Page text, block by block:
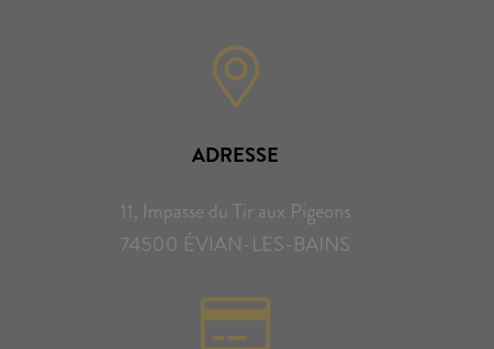
ADRESSE
11, Impasse du Tir aux Pigeons
74500 ÉVIAN-LES-BAINS